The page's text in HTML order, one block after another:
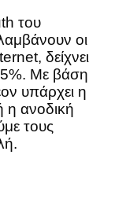
του
οι
δείχνει
Με βάση
υπάρχει η
η ανοδική
τους